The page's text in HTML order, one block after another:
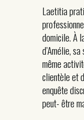
Laetitia
domicile. À
d’Amélie,
même
clientèle et
enquête
peut- être